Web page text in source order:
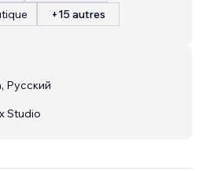
+15 autres
Русский
Studio